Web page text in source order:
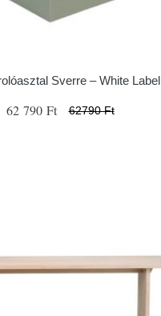
Sverre – White Label
62 790 Ft 62790 Ft